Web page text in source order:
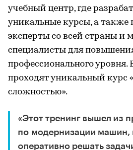
учебный центр, где
уникальные курсы, а также
эксперты со всей страны и
специалисты для
профессионального уровня.
проходят уникальный курс
сложностью».
«Этот тренинг вышел из
по модернизации машин,
оперативно решать